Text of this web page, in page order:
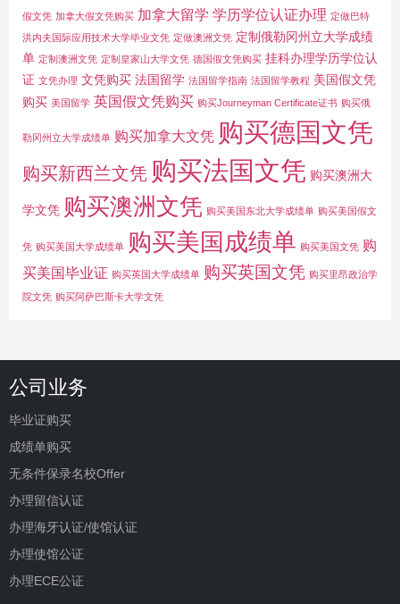
假文凭 加拿大假文凭购买 加拿大留学 学历学位认证办理 定做巴特
洪内夫国际应用技术大学毕业文凭 定做澳洲文凭 定制俄勒冈州立大学成绩
单 定制澳洲文凭 定制皇家山大学文凭 德国假文凭购买 挂科办理学历学位认
证 文凭办理 文凭购买 法国留学 法国留学指南 法国留学教程 美国假文凭
购买 美国留学 英国假文凭购买 购买Journeyman Certificate证书 购买俄
勒冈州立大学成绩单 购买加拿大文凭 购买德国文凭
购买新西兰文凭 购买法国文凭 购买澳洲大
学文凭 购买澳洲文凭 购买美国东北大学成绩单 购买美国假文
凭 购买美国大学成绩单 购买美国成绩单 购买美国文凭 购
买美国毕业证 购买英国大学成绩单 购买英国文凭 购买里昂政治学
院文凭 购买阿萨巴斯卡大学文凭
公司业务
毕业证购买
成绩单购买
无条件保录名校Offer
办理留信认证
办理海牙认证/使馆认证
办理使馆公证
办理ECE公证